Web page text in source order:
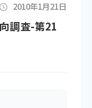
2010年1月21日
調査-第21